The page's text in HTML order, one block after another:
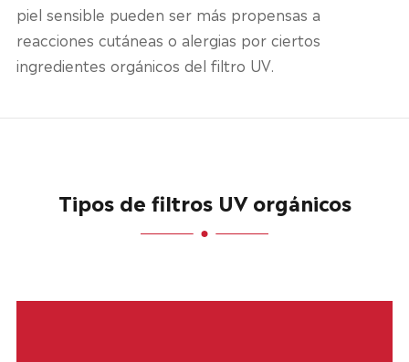
piel sensible pueden ser más propensas a
reacciones cutáneas o alergias por ciertos
ingredientes orgánicos del filtro UV.
Tipos de filtros UV orgánicos